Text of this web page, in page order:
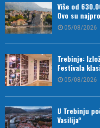
Više od
Ovo su
05/08/2026
Trebinje:
Festivala
05/08/2026
U Trebinju
Vasilija“